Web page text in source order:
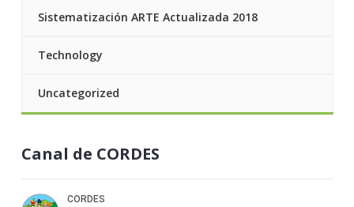
Sistematización ARTE Actualizada 2018
Technology
Uncategorized
Canal de CORDES